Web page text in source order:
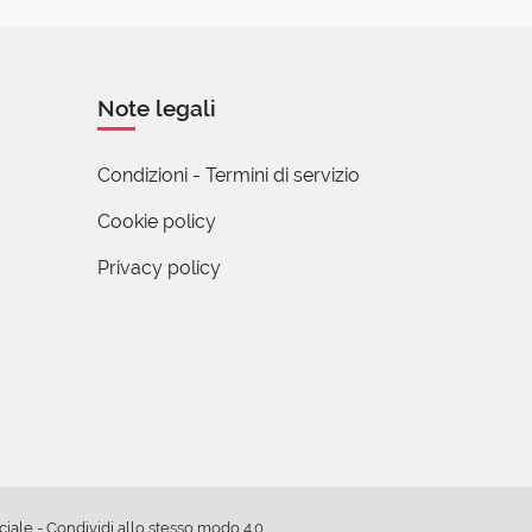
secondo il
e più sale
Note legali
Condizioni - Termini di servizio
Cookie policy
Privacy policy
- Condividi allo stesso modo 4.0